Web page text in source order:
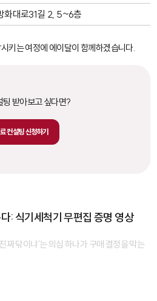
화대로31길 2, 5~6층
키는 여정에 에이달이 함께하겠습니다.
팅 받아보고 싶다면?
컨설팅 신청하기
: 식기세척기 무편집 증명 영상
닦이냐'는 의심 하나가 구매 결정을 막는